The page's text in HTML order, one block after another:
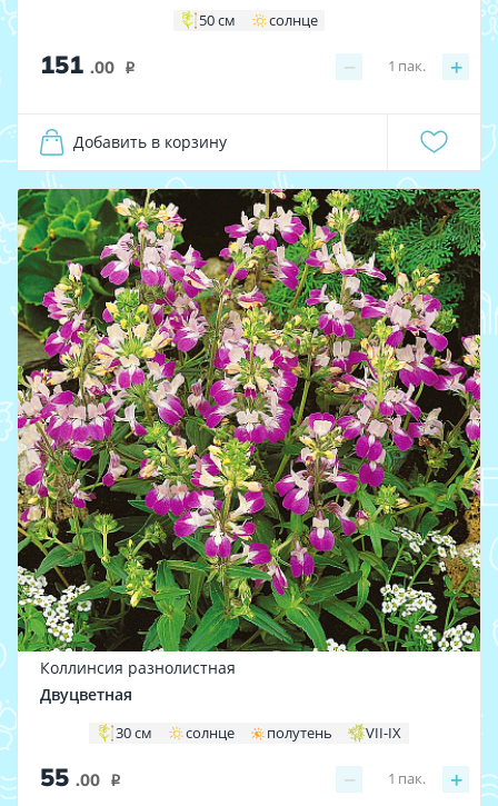
50 см солнце
151 .00 i − +
1 пак.
Добавить в корзину
Коллинсия разнолистная
Двуцветная
30 см солнце полутень VII-IX
55 .00 i − +
1 пак.